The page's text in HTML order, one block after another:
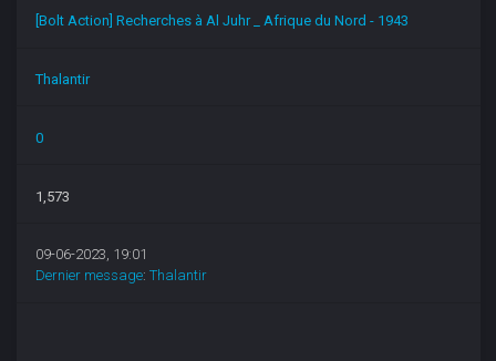
[Bolt Action] Recherches à Al Juhr _ Afrique du Nord - 1943
Thalantir
0
1,573
09-06-2023, 19:01
Dernier message:Thalantir